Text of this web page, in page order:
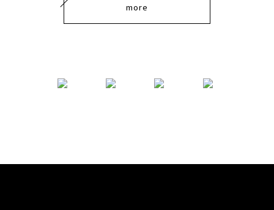
more